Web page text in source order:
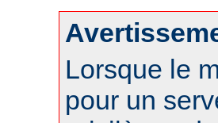
Lorsque le
pour un